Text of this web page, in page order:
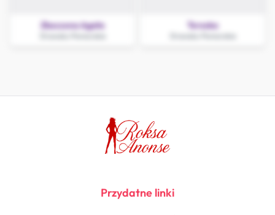
Zboczona Agata Tereska
Przydatne linki